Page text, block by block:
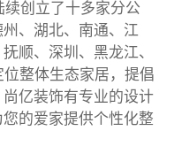
创立了十多家分公
、湖北、南通、江
顺、深圳、黑龙江、
整体生态家居，提倡
亿装饰有专业的设计
的爱家提供个性化整